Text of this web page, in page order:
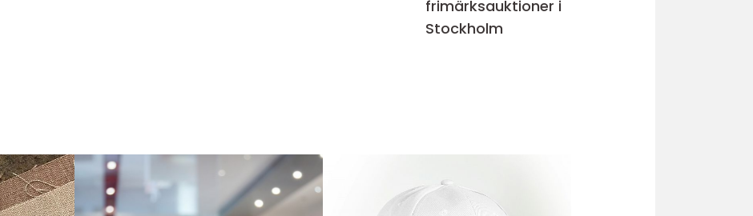
frimärksauktioner i
Stockholm